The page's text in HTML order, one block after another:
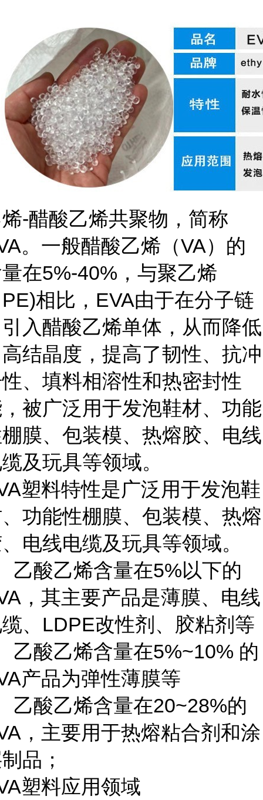
-醋酸乙烯共聚物，简称
。一般醋酸乙烯（VA）的
在5%-40%，与聚乙烯
相比，EVA由于在分子链
入醋酸乙烯单体，从而降低
结晶度，提高了韧性、抗冲
、填料相溶性和热密封性
被广泛用于发泡鞋材、功能
膜、包装模、热熔胶、电线
及玩具等领域。
塑料特性是广泛用于发泡鞋
功能性棚膜、包装模、热熔
电线电缆及玩具等领域。
乙酸乙烯含量在5%以下的
，其主要产品是薄膜、电线
、LDPE改性剂、胶粘剂等
乙酸乙烯含量在5%~10% 的
产品为弹性薄膜等
乙酸乙烯含量在20~28%的
，主要用于热熔粘合剂和涂
品；
塑料应用领域